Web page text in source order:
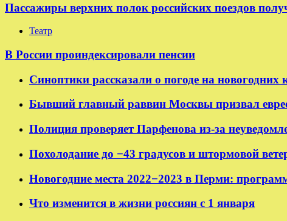
Пассажиры верхних полок российских поездов
Театр
В России проиндексировали пенсии
Синоптики рассказали о погоде на новогодних
Бывший главный раввин Москвы призвал
Полиция проверяет Парфенова из-за
Похолодание до −43 градусов и штормовой
Новогодние места 2022−2023 в Перми:
Что изменится в жизни россиян с 1 января